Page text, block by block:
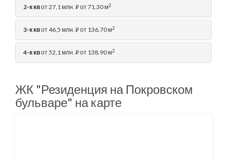
2-к квот 27,1 млн. ⃏от 71.30 м2
3-к квот 46,5 млн. ⃏от 136.70 м2
4-к квот 52,1 млн. ⃏от 138.90 м2
ЖК "Резиденция на Покровском
бульваре" на карте